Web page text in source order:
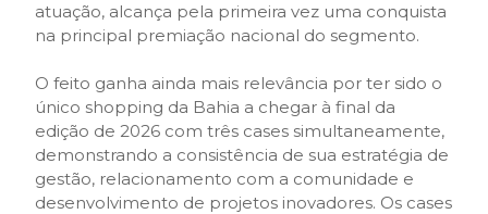
atuação, alcança pela primeira vez uma conquista
na principal premiação nacional do segmento.
O feito ganha ainda mais relevância por ter sido o
único shopping da Bahia a chegar à final da
edição de 2026 com três cases simultaneamente,
demonstrando a consistência de sua estratégia de
gestão, relacionamento com a comunidade e
desenvolvimento de projetos inovadores. Os cases